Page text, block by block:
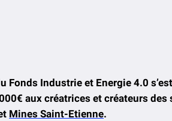
Fonds Industrie et Energie 4.0
aux créatrices et créateurs
Mines Saint-Etienne.